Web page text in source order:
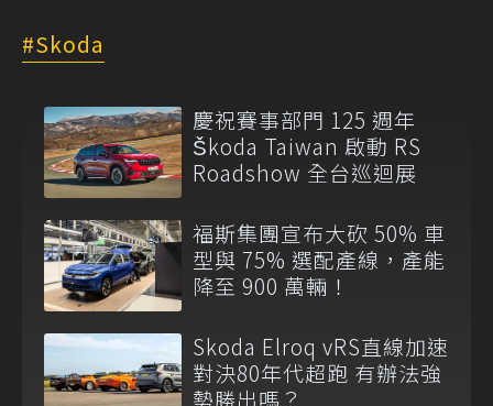
Skoda
慶祝賽事部門 125 週年
Škoda Taiwan 啟動 RS
Roadshow 全台巡迴展
福斯集團宣布大砍 50% 車
型與 75% 選配產線，產能
降至 900 萬輛！
Skoda Elroq vRS直線加速
對決80年代超跑 有辦法強
勢勝出嗎？